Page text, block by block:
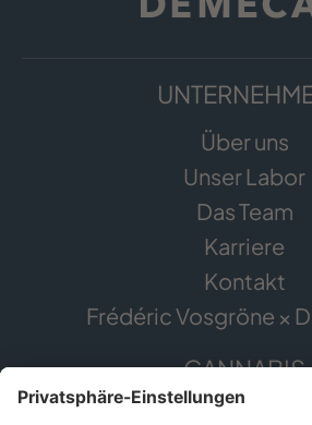
Über uns
Unser Labor
Das Team
Karriere
Kontakt
Frédéric Vosgröne ×
CANNABIS
Die Pflanze